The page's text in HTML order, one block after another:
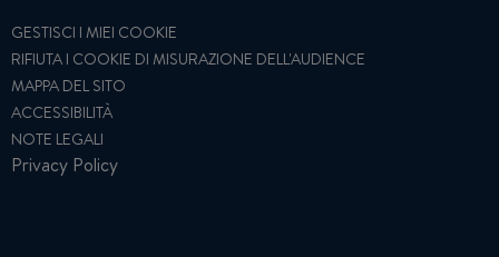
GESTISCI I MIEI COOKIE
RIFIUTA I COOKIE DI MISURAZIONE DELL'AUDIENCE
MAPPA DEL SITO
ACCESSIBILITÀ
NOTE LEGALI
Privacy Policy